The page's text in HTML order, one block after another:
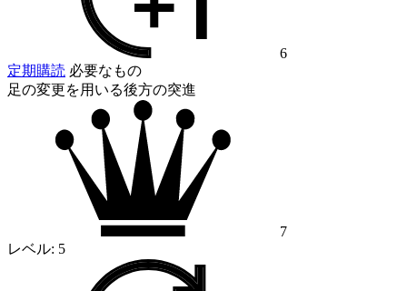
6
定期購読 必要なもの
足の変更を用いる後方の突進
7
レベル: 5